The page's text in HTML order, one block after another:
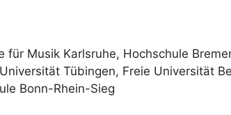
für Musik Karlsruhe, Hochschule
Tübingen, Freie Universität
Bonn-Rhein-Sieg